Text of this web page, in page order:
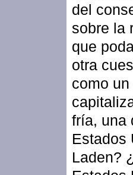
del
sobre la
que
otra
como
fría, una
Estados
Laden?